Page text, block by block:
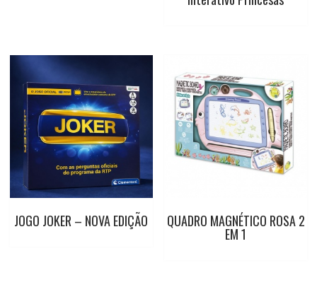
JOGO JOKER – NOVA EDIÇÃO QUADRO MAGNÉTICO ROSA 2
EM 1